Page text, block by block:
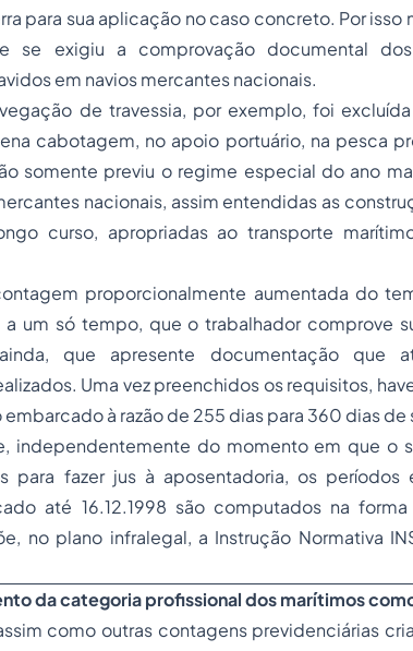
para sua aplicação no caso concreto. Por isso
se exigiu a comprovação documental
em navios mercantes nacionais.
de travessia, por exemplo, foi
cabotagem, no apoio portuário, na pesca
somente previu o regime especial do ano
nacionais, assim entendidas as
curso, apropriadas ao transporte
proporcionalmente aumentada do
a um só tempo, que o trabalhador comprove
que apresente documentação que
Uma vez preenchidos os requisitos,
à razão de 255 dias para 360 dias de
independentemente do momento em que o
para fazer jus à aposentadoria, os
até 16.12.1998 são computados na
no plano infralegal, a Instrução Normativa
da categoria profissional dos marítimos
como outras contagens previdenciárias